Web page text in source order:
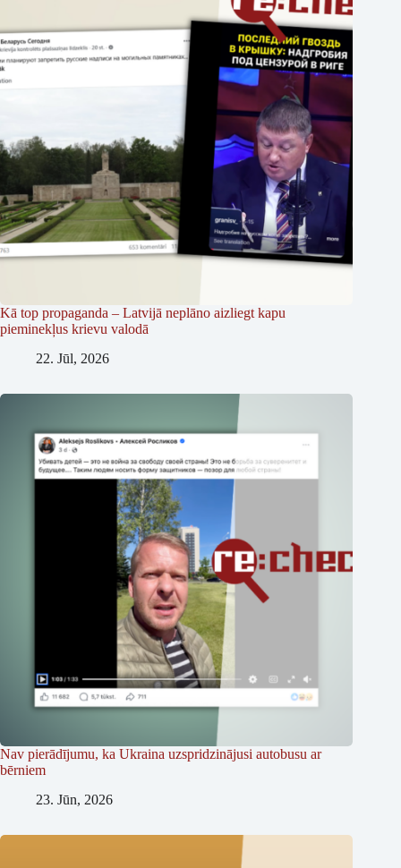
Kā top propaganda – Latvijā neplāno aizliegt kapu
pieminekļus krievu valodā
22. Jūl, 2026
Nav pierādījumu, ka Ukraina uzspridzinājusi autobusu ar
bērniem
23. Jūn, 2026